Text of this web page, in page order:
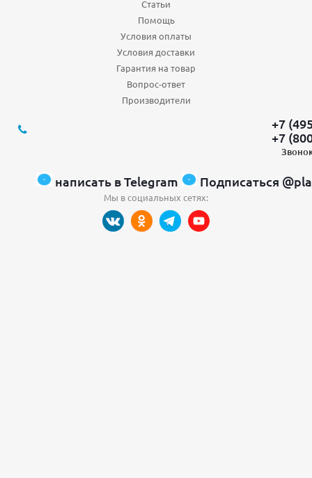
Статьи
Помощь
Условия оплаты
Условия доставки
Гарантия на товар
Вопрос-ответ
Производители
+7
+7
написать в Telegram Подписаться
Мы в социальных сетях: